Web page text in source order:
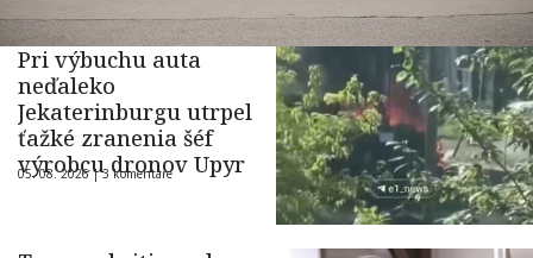
Pri výbuchu auta
neďaleko
Jekaterinburgu utrpel
ťažké zranenia šéf
výrobcu dronov Upyr
05. 08. 2026 |3 komentáre